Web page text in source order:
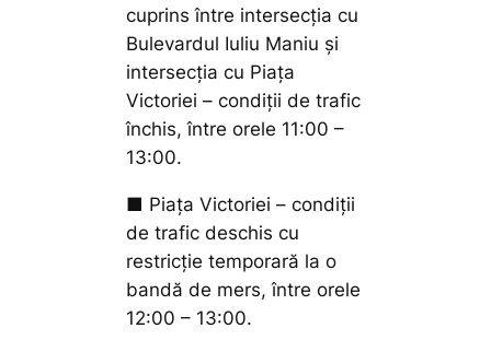
cuprins între intersecția cu
Bulevardul Iuliu Maniu și
intersecția cu Piața
Victoriei – condiții de trafic
închis, între orele 11:00 –
13:00.
■ Piața Victoriei – condiții
de trafic deschis cu
restricție temporară la o
bandă de mers, între orele
12:00 – 13:00.